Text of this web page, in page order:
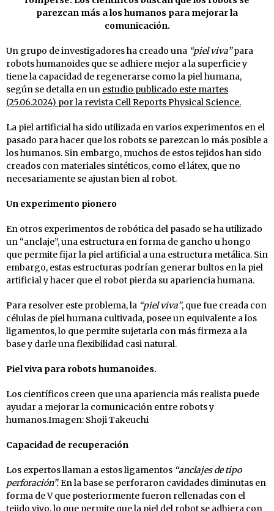
parezcan más a los humanos para mejorar la
comunicación.
Un grupo de investigadores ha creado una “piel viva”para
robots humanoides que se adhiere mejor a la superficie y
tiene la capacidad de regenerarse como la piel humana,
según se detalla en un estudio publicado este martes
(25.06.2024) por la revista Cell Reports Physical Science.
La piel artificial ha sido utilizada en varios experimentos en el
pasado para hacer que los robots se parezcan lo más posible a
los humanos. Sin embargo, muchos de estos tejidos han sido
creados con materiales sintéticos, como el látex, que no
necesariamente se ajustan bien al robot.
Un experimento pionero
En otros experimentos de robótica del pasado se ha utilizado
un “anclaje”, una estructura en forma de gancho u hongo
que permite fijar la piel artificial a una estructura metálica. Sin
embargo, estas estructuras podrían generar bultos en la piel
artificial y hacer que el robot pierda su apariencia humana.
Para resolver este problema, la “piel viva”, que fue creada con
células de piel humana cultivada, posee un equivalente a los
ligamentos, lo que permite sujetarla con más firmeza a la
base y darle una flexibilidad casi natural.
Piel viva para robots humanoides.
Los científicos creen que una apariencia más realista puede
ayudar a mejorar la comunicación entre robots y
humanos.Imagen: Shoji Takeuchi
Capacidad de recuperación
Los expertos llaman a estos ligamentos “anclajes de tipo
perforación”.En la base se perforaron cavidades diminutas en
forma de V que posteriormente fueron rellenadas con el
tejido vivo, lo que permite que la piel del robot se adhiera con